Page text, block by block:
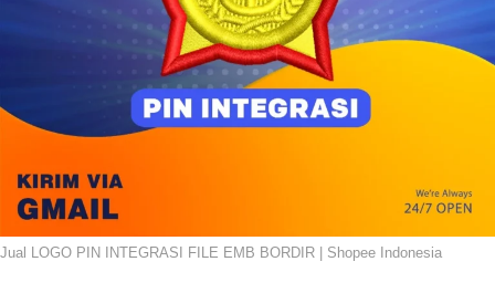
Jual LOGO PIN INTEGRASI FILE EMB BORDIR | Shopee Indonesia